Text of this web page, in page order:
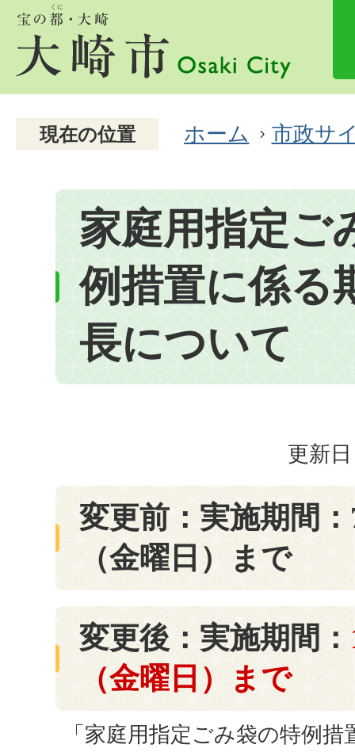
現在の位置 ホーム 市政サ
家庭用指定ご
例措置に係る
長について
更新
変更前：実施期間
（金曜日）まで
変更後：実施期間：
（金曜日）まで
「家庭用指定ごみ袋の特例